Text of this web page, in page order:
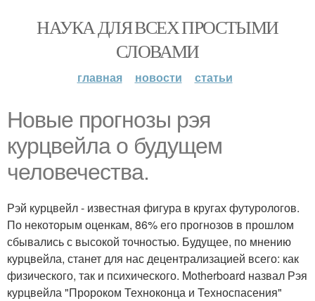
НАУКА ДЛЯ ВСЕХ ПРОСТЫМИ
СЛОВАМИ
главная новости статьи
Новые прогнозы рэя
курцвейла о будущем
человечества.
Рэй курцвейл - известная фигура в кругах футурологов.
По некоторым оценкам, 86% его прогнозов в прошлом
сбывались с высокой точностью. Будущее, по мнению
курцвейла, станет для нас децентрализацией всего: как
физического, так и психического. Motherboard назвал Рэя
курцвейла "Пророком Техноконца и Техноспасения"